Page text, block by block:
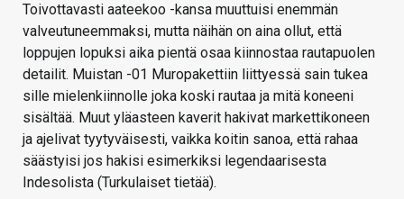
Toivottavasti aateekoo -kansa muuttuisi enemmän
valveutuneemmaksi, mutta näihän on aina ollut, että
loppujen lopuksi aika pientä osaa kiinnostaa rautapuolen
detailit. Muistan -01 Muropakettiin liittyessä sain tukea
sille mielenkiinnolle joka koski rautaa ja mitä koneeni
sisältää. Muut yläasteen kaverit hakivat markettikoneen
ja ajelivat tyytyväisesti, vaikka koitin sanoa, että rahaa
säästyisi jos hakisi esimerkiksi legendaarisesta
Indesolista (Turkulaiset tietää).